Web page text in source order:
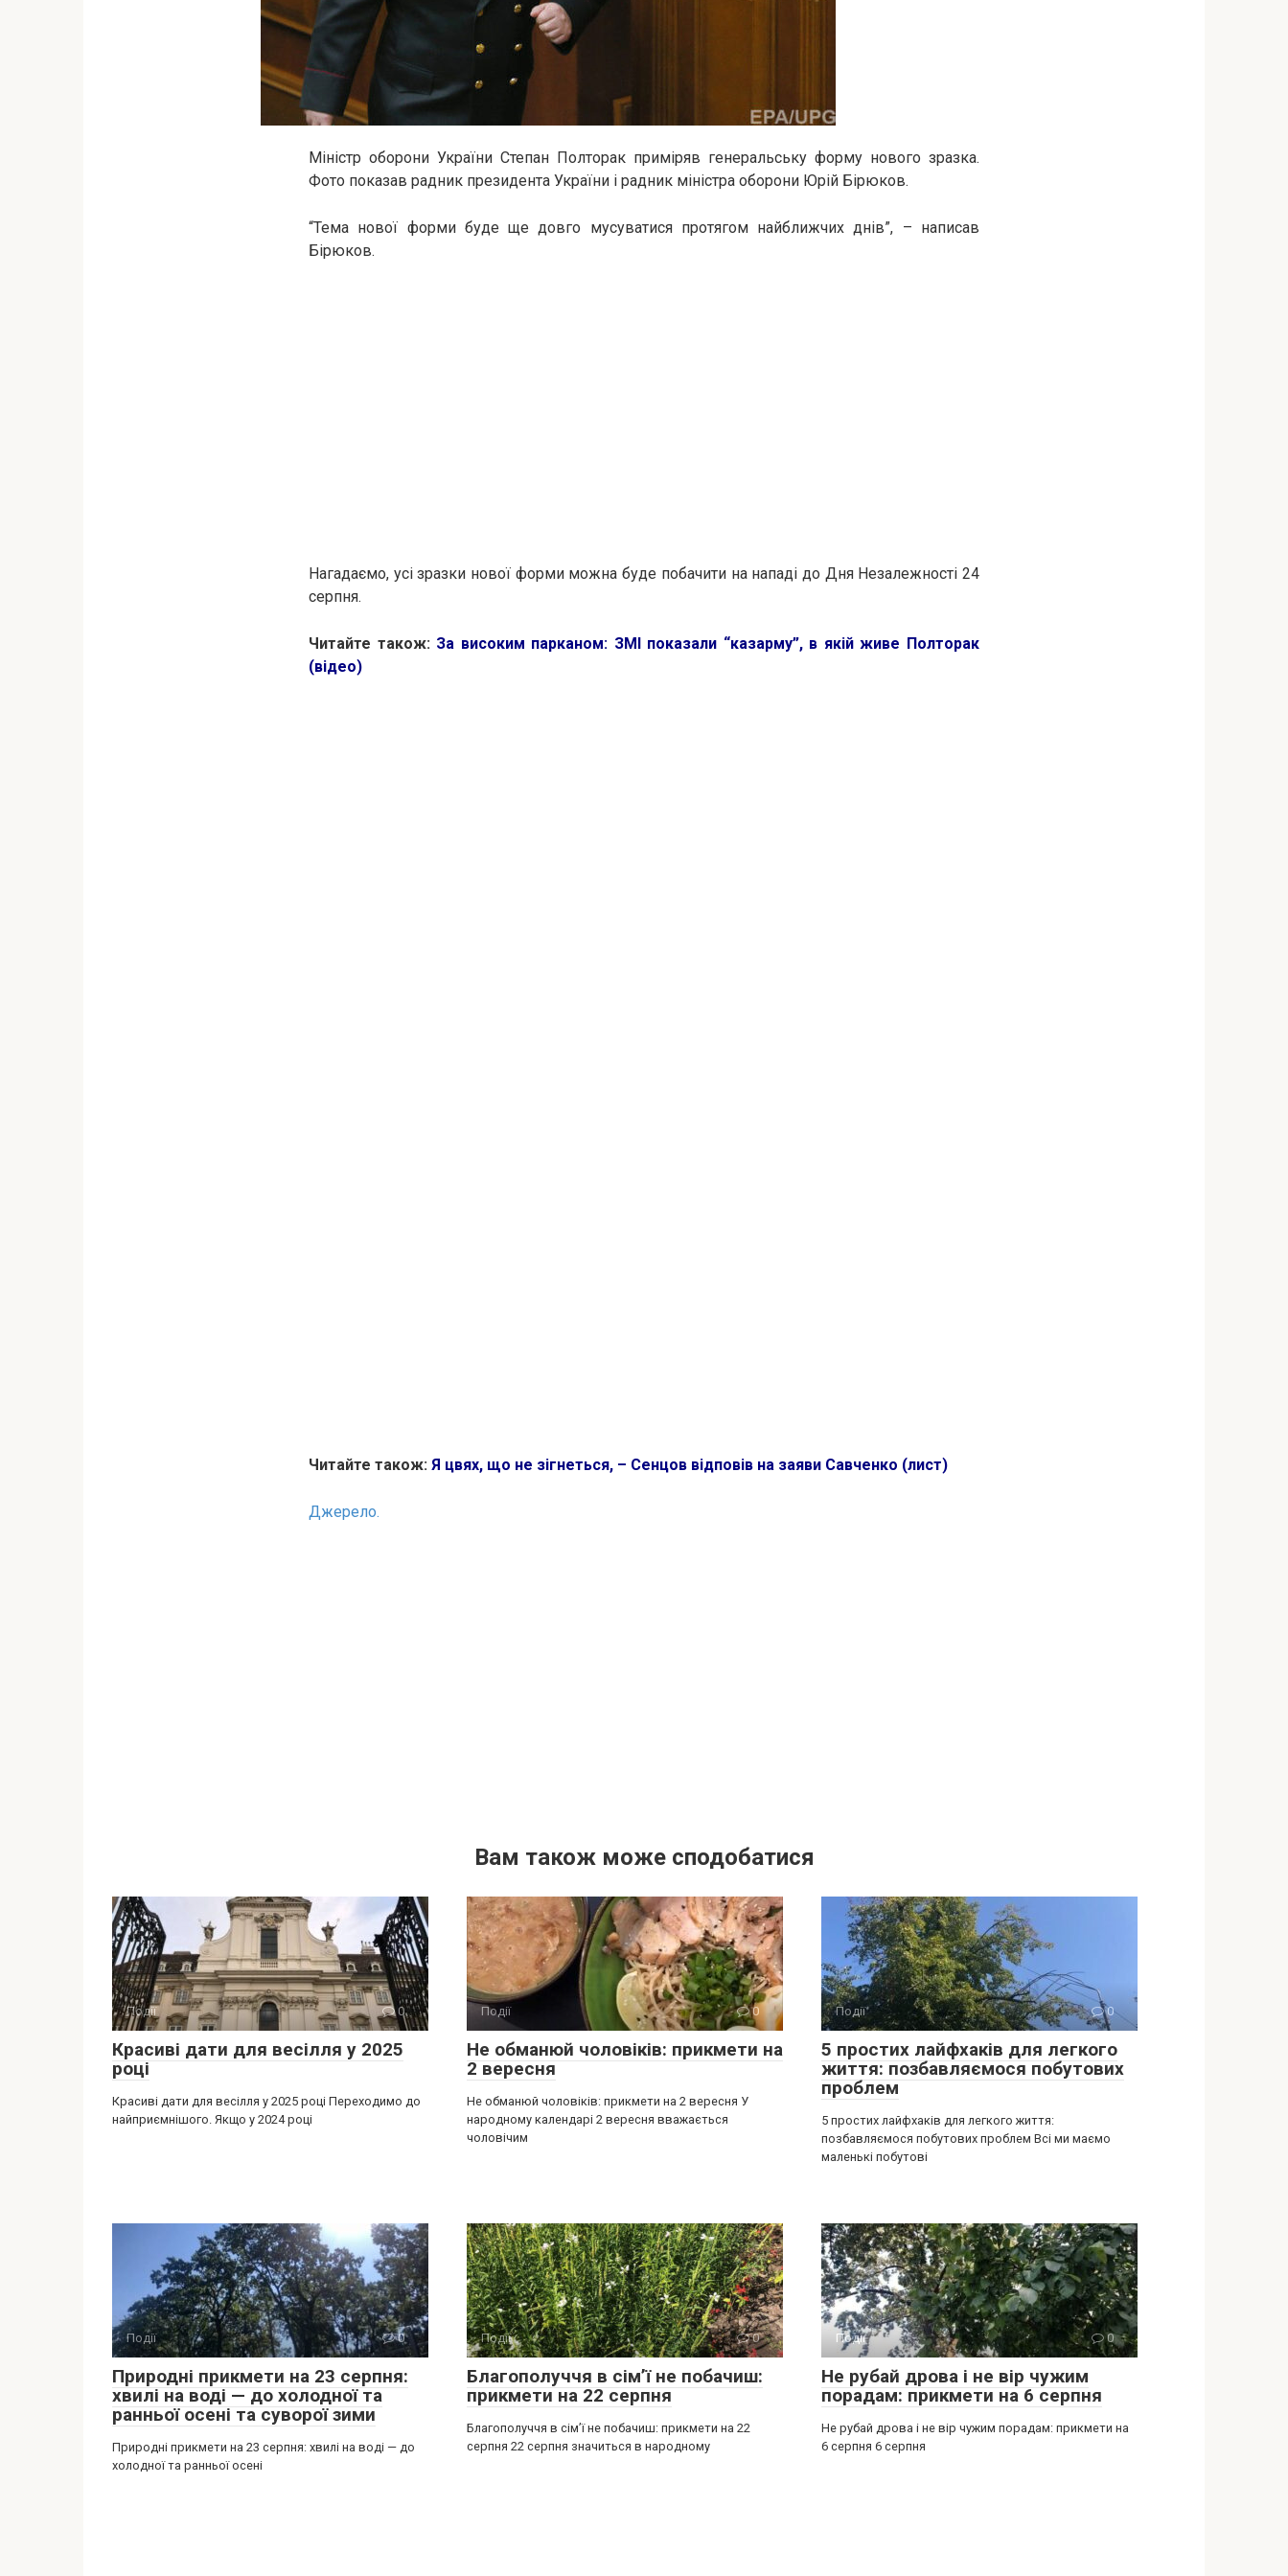
Міністр оборони України Степан Полторак приміряв генеральську форму нового зразка.
Фото показав радник президента України і радник міністра оборони Юрій Бірюков.
“Тема нової форми буде ще довго мусуватися протягом найближчих днів”, – написав
Бірюков.
Нагадаємо, усі зразки нової форми можна буде побачити на нападі до Дня Незалежності 24
серпня.
Читайте також: За високим парканом: ЗМІ показали “казарму”, в якій живе Полторак
(відео)
Читайте також: Я цвях, що не зігнеться, – Сенцов відповів на заяви Савченко (лист)
Джерело.
Вам також може сподобатися
Події 0
Красиві дати для весілля у 2025
році
Красиві дати для весілля у 2025 році Переходимо до
найприємнішого. Якщо у 2024 році
Події 0
Не обманюй чоловіків: прикмети на
2 вересня
Не обманюй чоловіків: прикмети на 2 вересня У
народному календарі 2 вересня вважається
чоловічим
Події 0
5 простих лайфхаків для легкого
життя: позбавляємося побутових
проблем
5 простих лайфхаків для легкого життя:
позбавляємося побутових проблем Всі ми маємо
маленькі побутові
Події 0
Природні прикмети на 23 серпня:
хвилі на воді — до холодної та
ранньої осені та суворої зими
Природні прикмети на 23 серпня: хвилі на воді — до
холодної та ранньої осені
Події 0
Благополуччя в сім’ї не побачиш:
прикмети на 22 серпня
Благополуччя в сім’ї не побачиш: прикмети на 22
серпня 22 серпня значиться в народному
Події 0
Не рубай дрова і не вір чужим
порадам: прикмети на 6 серпня
Не рубай дрова і не вір чужим порадам: прикмети на
6 серпня 6 серпня